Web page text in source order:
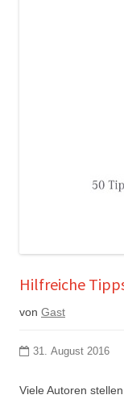
Hilfreiche
von Gast
31. August 2016
Viele Autoren